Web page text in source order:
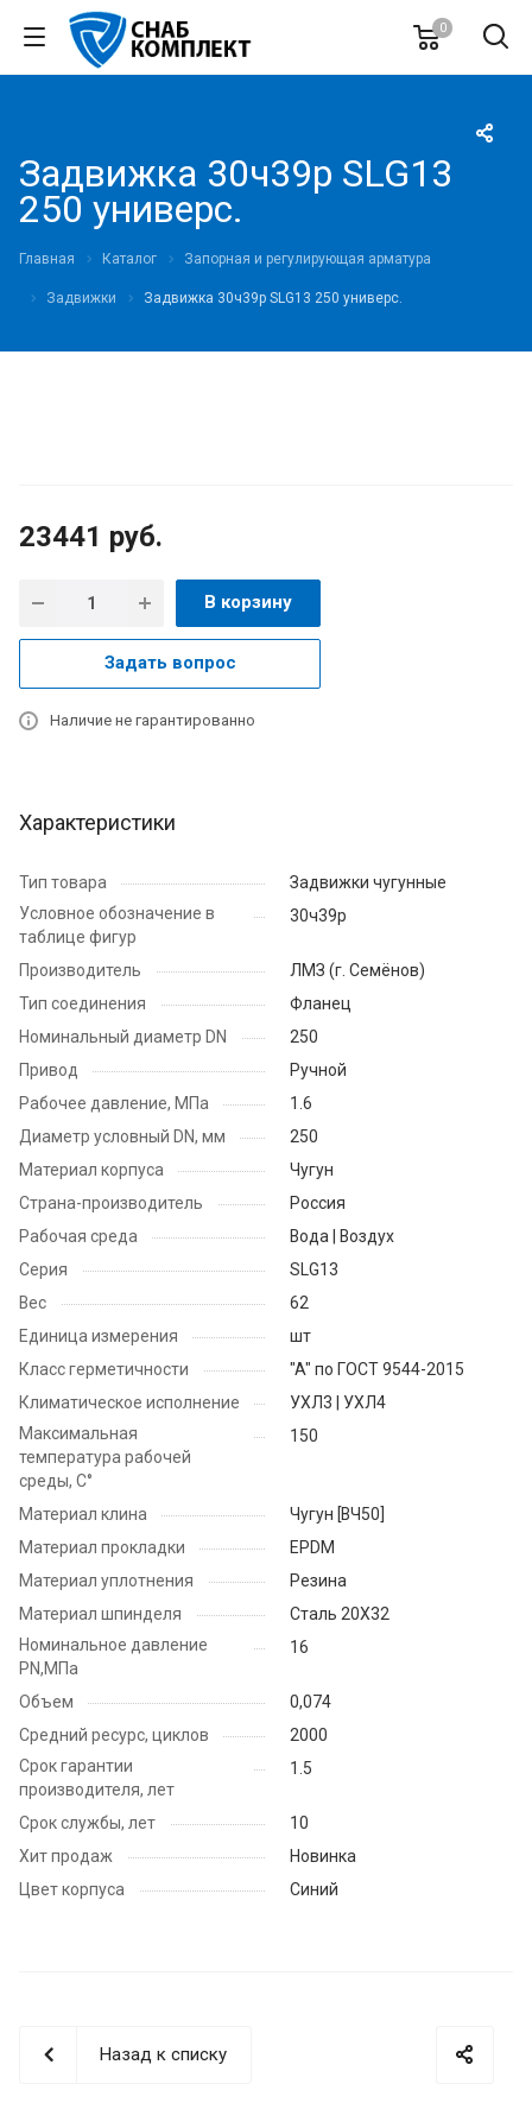
0
Задвижка 30ч39р SLG13
250 универс.
Главная Каталог Запорная и регулирующая арматура
Задвижки Задвижка 30ч39р SLG13 250 универс.
23441 руб.
В корзину
Задать вопрос
Наличие не гарантированно
Характеристики
Тип товара
Задвижки чугунные
Условное обозначение в
таблице фигур
30ч39р
Производитель
ЛМЗ (г. Семёнов)
Тип соединения
Фланец
Номинальный диаметр DN
250
Привод
Ручной
Рабочее давление, МПа
1.6
Диаметр условный DN, мм
250
Материал корпуса
Чугун
Страна-производитель
Россия
Рабочая среда
Вода | Воздух
Серия
SLG13
Вес
62
Единица измерения
шт
Класс герметичности
"A" по ГОСТ 9544-2015
Климатическое исполнение
УХЛ3 | УХЛ4
Максимальная
температура рабочей
среды, С°
150
Материал клина
Чугун [ВЧ50]
Материал прокладки
EPDM
Материал уплотнения
Резина
Материал шпинделя
Сталь 20Х32
Номинальное давление
PN,МПа
16
Объем
0,074
Средний ресурс, циклов
2000
Срок гарантии
производителя, лет
1.5
Срок службы, лет
10
Хит продаж
Новинка
Цвет корпуса
Синий
Назад к списку